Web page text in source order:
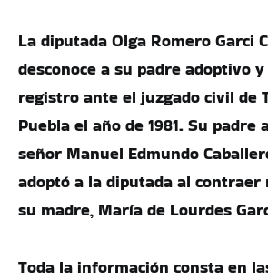
La diputada Olga Romero Garci
desconoce a su padre adoptivo
registro ante el juzgado civil de
Puebla el año de 1981. Su padre
señor Manuel Edmundo
adoptó a la diputada al
su madre, María de Lourdes
Toda la información consta en